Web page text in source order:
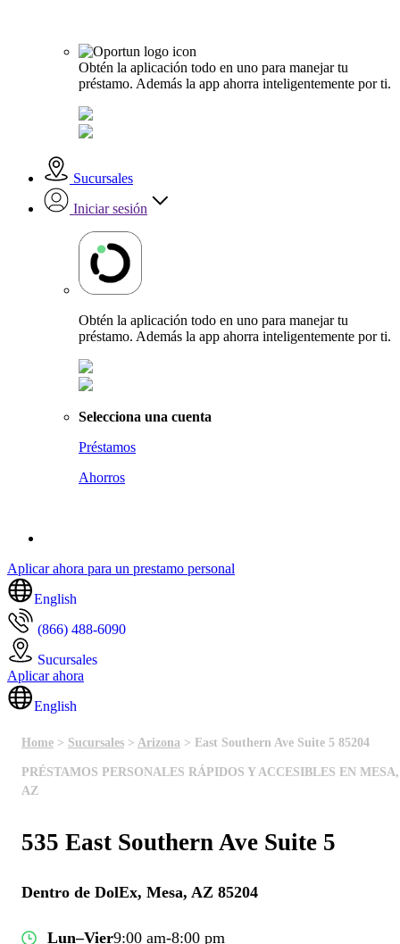
Obtén la aplicación todo en uno para manejar tu
préstamo. Además la app ahorra inteligentemente por ti.
Sucursales
Iniciar sesión
Obtén la aplicación todo en uno para manejar tu
préstamo. Además la app ahorra inteligentemente por ti.
Selecciona una cuenta
Préstamos
Ahorros
Aplicar ahora para un prestamo personal
English
(866) 488-6090
Sucursales
Aplicar ahora
English
Home > Sucursales > Arizona > East Southern Ave Suite 5 85204
PRÉSTAMOS PERSONALES RÁPIDOS Y ACCESIBLES EN MESA,
AZ
535 East Southern Ave Suite 5
Dentro de DolEx, Mesa, AZ 85204
Lun–Vier9:00 am-8:00 pm